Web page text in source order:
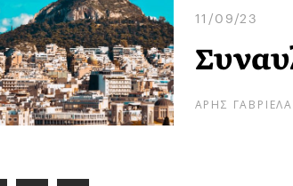
11/09/23
ΑΡΗΣ